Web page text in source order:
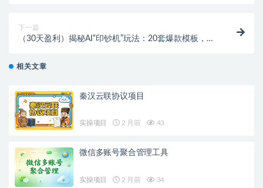
下一篇
（30天盈利）揭秘AI“印钞机”玩法：20套爆款模板，复
相关文章
秦汉云联协议项目
实操项目 2 月前 43
微信多账号聚合管理工具
实操项目 2 月前 34